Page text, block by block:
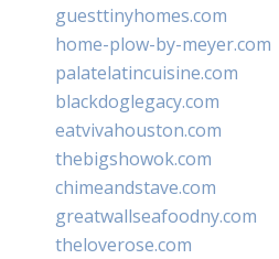
guesttinyhomes.com
home-plow-by-meyer.com
palatelatincuisine.com
blackdoglegacy.com
eatvivahouston.com
thebigshowok.com
chimeandstave.com
greatwallseafoodny.com
theloverose.com